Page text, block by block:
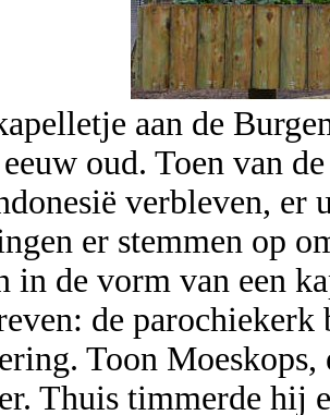
aan de
oud. Toen van
verbleven, er
er stemmen op
in de vorm van een
de
Toon
Thuis timmerde hij